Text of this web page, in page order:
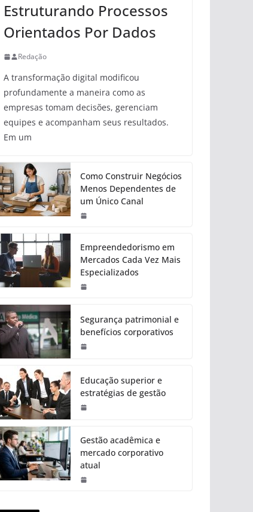
Estruturando Processos
Orientados Por Dados
Redação
A transformação digital modificou
profundamente a maneira como as
empresas tomam decisões, gerenciam
equipes e acompanham seus resultados.
Em um
Como Construir Negócios
Menos Dependentes de
um Único Canal
Empreendedorismo em
Mercados Cada Vez Mais
Especializados
Segurança patrimonial e
benefícios corporativos
Educação superior e
estratégias de gestão
Gestão acadêmica e
mercado corporativo
atual